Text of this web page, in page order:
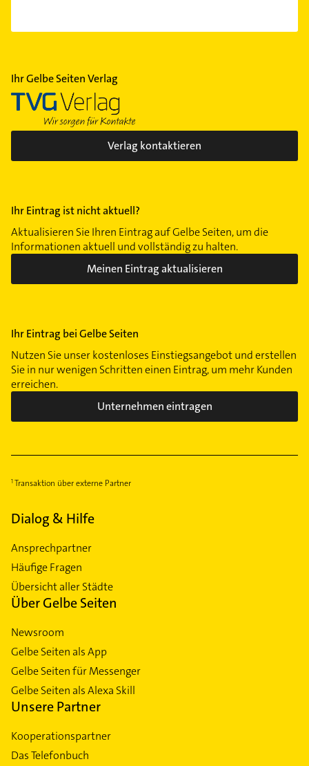
Ihr Gelbe Seiten Verlag
Verlag kontaktieren
Ihr Eintrag ist nicht aktuell?
Aktualisieren Sie Ihren Eintrag auf Gelbe Seiten, um die
Informationen aktuell und vollständig zu halten.
Meinen Eintrag aktualisieren
Ihr Eintrag bei Gelbe Seiten
Nutzen Sie unser kostenloses Einstiegsangebot und erstellen
Sie in nur wenigen Schritten einen Eintrag, um mehr Kunden
erreichen.
Unternehmen eintragen
Transaktion über externe Partner
Dialog & Hilfe
Ansprechpartner
Häufige Fragen
Übersicht aller Städte
Über Gelbe Seiten
Newsroom
Gelbe Seiten als App
Gelbe Seiten für Messenger
Gelbe Seiten als Alexa Skill
Unsere Partner
Kooperationspartner
Das Telefonbuch